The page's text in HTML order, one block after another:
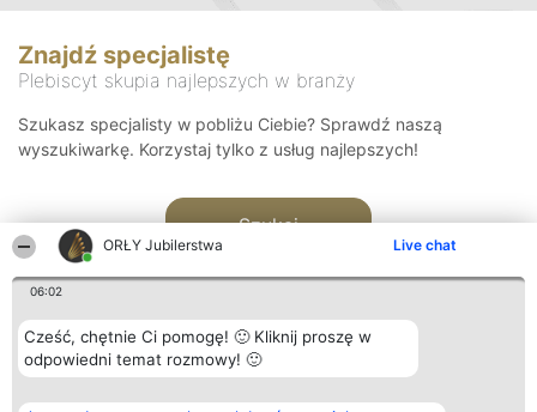
ORŁY Jubilerstwa Live chat
06:02
Cześć, chętnie Ci pomogę! 🙂 Kliknij proszę w
odpowiedni temat rozmowy! 🙂
Znajdź specjalistę
Plebiscyt skupia najlepszych w branży
Szukasz specjalisty w pobliżu Ciebie? Sprawdź naszą
wyszukiwarkę. Korzystaj tylko z usług najlepszych!
Szukaj
Organizator plebiscytu Plebiscyt Kontakt